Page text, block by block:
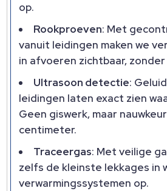
op.
Rookproeven: Met
vanuit leidingen maken we
in afvoeren zichtbaar,
Ultrasoon detectie:
leidingen laten exact zien
Geen giswerk, maar
centimeter.
Traceergas: Met veilige
zelfs de kleinste lekkages in
verwarmingssystemen op.